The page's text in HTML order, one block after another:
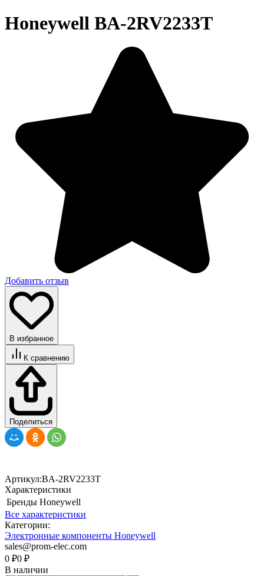
Honeywell BA-2RV2233T
Добавить отзыв
В избранное
К сравнению
Поделиться
Артикул:BA-2RV2233T
Характеристики
Бренды Honeywell
Все характеристики
Категории:
Электронные компоненты Honeywell
sales@prom-elec.com
0 ₽0 ₽
В наличии